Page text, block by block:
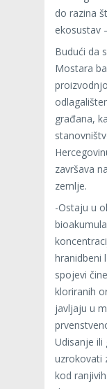
do razina
ekosustav
Budući da
Mostara
građana,
završava
zemlje.
-Ostaju u
hranidbeni
spojevi
kloriranih
javljaju u
Udisanje
uzrokovati
kod